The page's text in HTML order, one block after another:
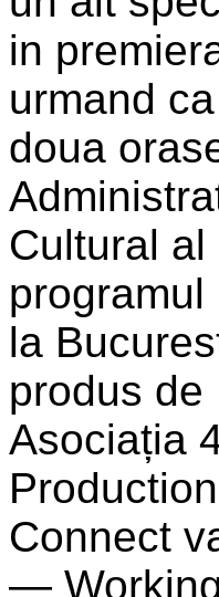
in
urmand
doua
Cultural
la
produs de
Asociația
Connect
—